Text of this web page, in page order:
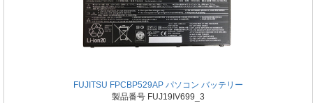
FUJITSU FPCBP529AP パソコン バッテリー
製品番号 FUJ19IV699_3